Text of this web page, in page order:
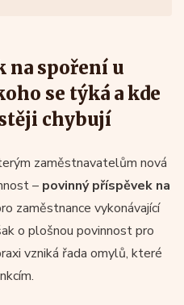
na spoření u
se týká a kde
chybují
zaměstnavatelům nová
– povinný příspěvek na
zaměstnance vykonávající
o plošnou povinnost pro
vzniká řada omylů, které